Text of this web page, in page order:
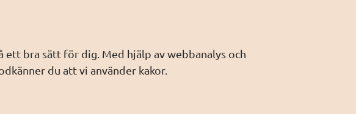
bra sätt för dig. Med hjälp av webbanalys och
du att vi använder kakor.